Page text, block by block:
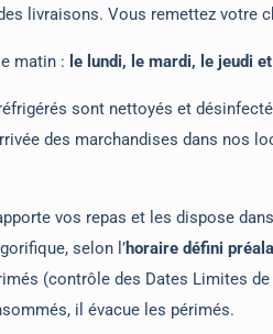
livraisons. Vous remettez votre
matin : le lundi, le mardi, le jeudi
sont nettoyés et
des marchandises dans nos
vos repas et les dispose
selon l’horaire défini
(contrôle des Dates Limites
il évacue les périmés.